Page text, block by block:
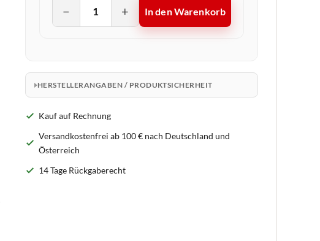
− + In den Warenkorb
HERSTELLERANGABEN / PRODUKTSICHERHEIT
Kauf auf Rechnung
Versandkostenfrei ab 100 € nach Deutschland und
Österreich
14 Tage Rückgaberecht